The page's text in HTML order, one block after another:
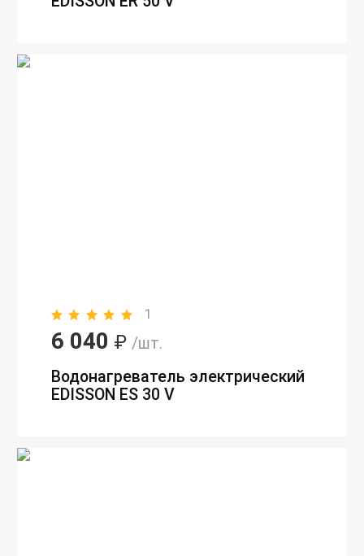
1
6 040 ₽ /шт.
Водонагреватель электрический
EDISSON ES 30 V